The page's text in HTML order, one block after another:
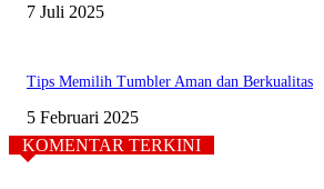
7 Juli 2025
Tips Memilih Tumbler Aman dan Berkualitas
5 Februari 2025
KOMENTAR TERKINI